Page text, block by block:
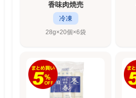
香味肉焼売
冷凍
28g×20個×6袋